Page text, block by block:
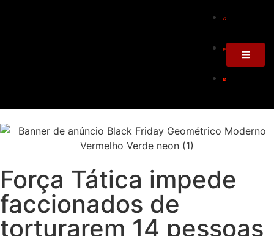
Força Tática impede
faccionados de
torturarem 14 pessoas